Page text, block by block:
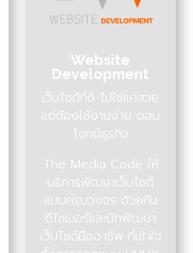
Website
Development
เว็บไซต์ที่ดี ไม่ใช่แค่สวย
แต่ต้องใช้งานง่าย ตอบ
โจทย์ธุรกิจ
The Media Code ให้
บริการพัฒนาเว็บไซต์
แบบครบวงจร ด้วยทีม
ดีไซเนอร์และนักพัฒนา
เว็บไซต์มืออาชีพ ที่เข้าใจ